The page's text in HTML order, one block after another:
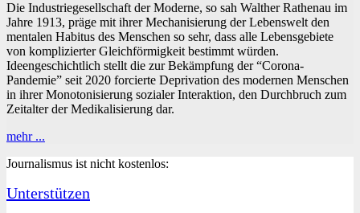
Die Industriegesellschaft der Moderne, so sah Walther Rathenau im
Jahre 1913, präge mit ihrer Mechanisierung der Lebenswelt den
mentalen Habitus des Menschen so sehr, dass alle Lebensgebiete
von komplizierter Gleichförmigkeit bestimmt würden.
Ideengeschichtlich stellt die zur Bekämpfung der “Corona-
Pandemie” seit 2020 forcierte Deprivation des modernen Menschen
in ihrer Monotonisierung sozialer Interaktion, den Durchbruch zum
Zeitalter der Medikalisierung dar.
mehr ...
–
Einundzwanzig
Journalismus ist nicht kostenlos:
Unterstützen